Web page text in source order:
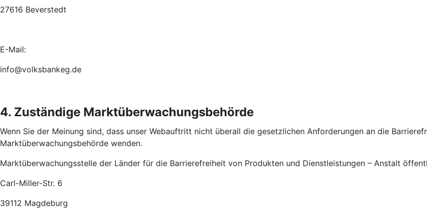
27616 Beverstedt
E-Mail:
info@volksbankeg.de
4. Zuständige Marktüberwachungsbehörde
Wenn Sie der Meinung sind, dass unser Webauftritt nicht überall die gesetzlichen Anforderungen an die
Marktüberwachungsbehörde wenden.
Marktüberwachungsstelle der Länder für die Barrierefreiheit von Produkten und Dienstleistungen – Anstalt
Carl-Miller-Str. 6
39112 Magdeburg